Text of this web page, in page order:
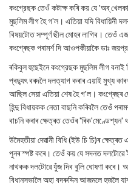
কংগ্রেছক তেওঁ কটাক্ষ কৰি কয় যে 'অব্
মুছলিম লীগ হৈ গ'ল। এতিয়া যদি বিধায়িনী
বিষয়টোত সম্পূৰ্ণ ছীল মোহৰ লাগিব। তেওঁ এজন
কংগ্ৰেছক পৰামৰ্শ দি আওপকীয়াকৈ ডাঃ
ৰকিবুল হুছেইনে কংগ্রেছক মুছলিম লীগ
প্ৰদ্যুৎ বৰদলৈ দলত্যাগ কৰাৰ এয়াই মুখ্য
আছিল সেয়া এতিয়া শেষ হৈ গ'ল। কংগ্ৰেছৰ
হিন্দু বিধায়কক নেতা বাছনি কৰিবলৈ তেওঁ
বাচনি কৰাৰ ক্ষেত্ৰত তেওঁৰ 'ৰিক'মেণ্ডেশ্যন'
উমৈহতীয়া দেৱানী বিধি (ইউ চি চি)ৰ
পুনৰ স্পষ্ট কৰে। তেওঁ কয় যে সদনত দলটোৱে
নাথকক দলটোৱে যুঁজ দিব বুলি ঘোষণা কৰে।
বিধানসভালৈ অহা বদৰুদ্দিন আজমলে হজলৈ